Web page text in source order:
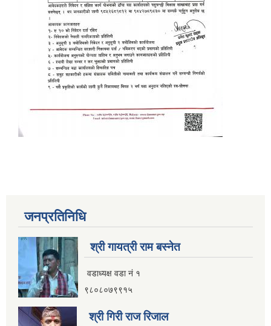
जनप्रतिनिधि
श्री गायत्री राम बस्नेत
वडाध्यक्ष वडा न‌ं १
९८०८०७९९१५
श्री गिरी राज रिजाल